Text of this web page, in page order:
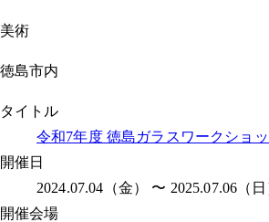
美術
徳島市内
タイトル
令和7年度 徳島ガラスワークショ
開催日
2024.07.04（金） 〜 2025.07.06（日
開催会場